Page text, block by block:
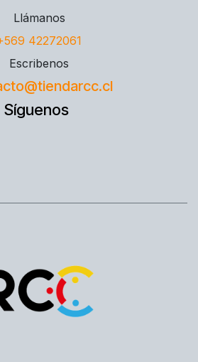
Llámanos
42272061
Escribenos
Síguenos